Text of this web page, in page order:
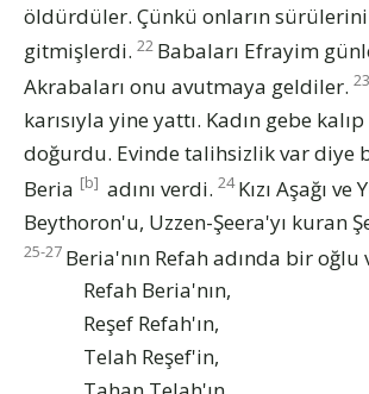
öldürdüler. Çünkü onların
gitmişlerdi. 22 Babaları Efrayim
Akrabaları onu avutmaya geldiler. 23
karısıyla yine yattı. Kadın gebe
doğurdu. Evinde talihsizlik var diye
Beria [b] adını verdi. 24 Kızı Aşağı ve
Beythoron'u, Uzzen-Şeera'yı kuran
25-27 Beria'nın Refah adında bir oğlu
Refah Beria'nın,
Reşef Refah'ın,
Telah Reşef'in,